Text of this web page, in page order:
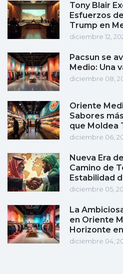
Tony Blair
Esfuerzos
Trump en
diciembre 12,
Pacsun se
Medio: Una
diciembre 08,
Oriente
Sabores
que Moldea
diciembre 06,
Nueva Era
Camino de
Estabilidad
diciembre 05,
La
en Oriente
Horizonte
diciembre 04,